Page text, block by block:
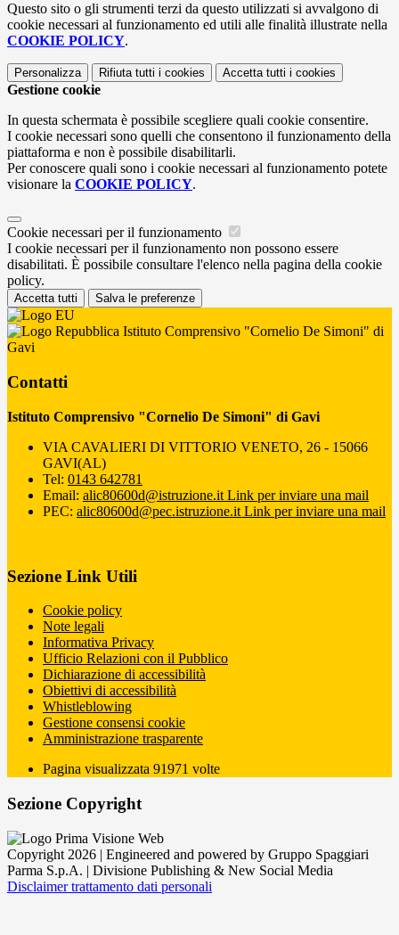
Questo sito o gli strumenti terzi da questo utilizzati si avvalgono di
cookie necessari al funzionamento ed utili alle finalità illustrate nella
COOKIE POLICY.
Personalizza Rifiuta tutti i cookies Accetta tutti i cookies
Gestione cookie
In questa schermata è possibile scegliere quali cookie consentire.
I cookie necessari sono quelli che consentono il funzionamento della
piattaforma e non è possibile disabilitarli.
Per conoscere quali sono i cookie necessari al funzionamento potete
visionare la COOKIE POLICY.
Cookie necessari per il funzionamento
I cookie necessari per il funzionamento non possono essere
disabilitati. È possibile consultare l'elenco nella pagina della cookie
policy.
Accetta tutti Salva le preferenze
Istituto Comprensivo "Cornelio De Simoni" di
Gavi
Contatti
Istituto Comprensivo "Cornelio De Simoni" di Gavi
VIA CAVALIERI DI VITTORIO VENETO, 26 - 15066
GAVI(AL)
Tel: 0143 642781
Email: alic80600d@istruzione.it Link per inviare una mail
PEC: alic80600d@pec.istruzione.it Link per inviare una mail
Sezione Link Utili
Cookie policy
Note legali
Informativa Privacy
Ufficio Relazioni con il Pubblico
Dichiarazione di accessibilità
Obiettivi di accessibilità
Whistleblowing
Gestione consensi cookie
Amministrazione trasparente
Pagina visualizzata 91971 volte
Sezione Copyright
Copyright 2026 | Engineered and powered by Gruppo Spaggiari
Parma S.p.A. | Divisione Publishing & New Social Media
Disclaimer trattamento dati personali